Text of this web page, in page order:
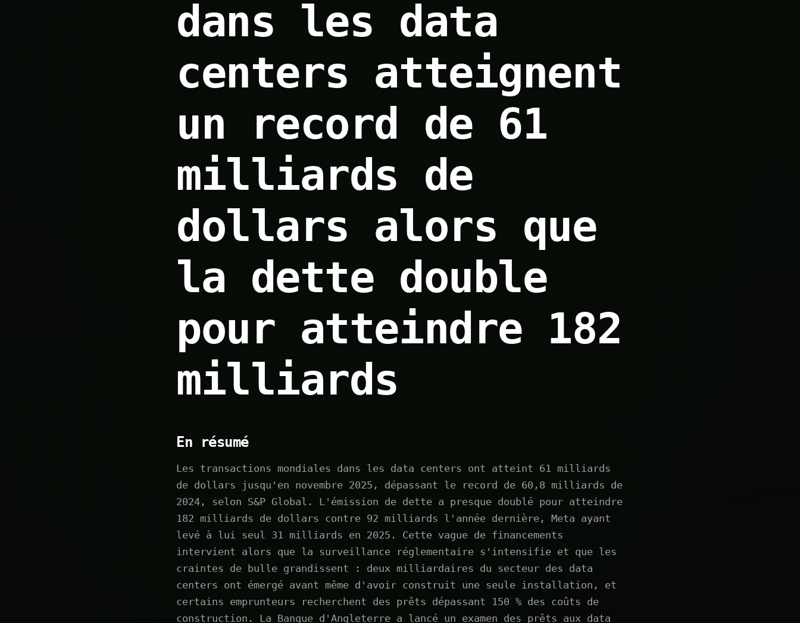
dans les data
centers atteignent
un record de 61
milliards de
dollars alors que
la dette double
pour atteindre 182
milliards
En résumé
Les transactions mondiales dans les data centers ont atteint 61 milliards
de dollars jusqu'en novembre 2025, dépassant le record de 60,8 milliards de
2024, selon S&P Global. L'émission de dette a presque doublé pour atteindre
182 milliards de dollars contre 92 milliards l'année dernière, Meta ayant
levé à lui seul 31 milliards en 2025. Cette vague de financements
intervient alors que la surveillance réglementaire s'intensifie et que les
craintes de bulle grandissent : deux milliardaires du secteur des data
centers ont émergé avant même d'avoir construit une seule installation, et
certains emprunteurs recherchent des prêts dépassant 150 % des coûts de
construction. La Banque d'Angleterre a lancé un examen des prêts aux data